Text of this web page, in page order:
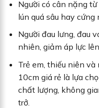
Người có cân nặng
lún quá sâu hay cứng
Người đau lưng, đau
nhiên, giảm áp lực
Trẻ em, thiếu niên và
10cm giá rẻ là lựa
chất lượng, không
trở.